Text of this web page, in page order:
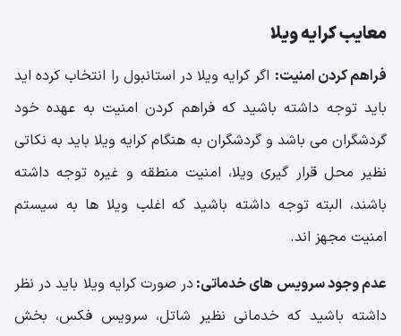
معایب کرایه ویلا
فراهم کردن امنیت: اگر کرایه ویلا در استانبول را انتخاب کرده اید
باید توجه داشته باشید که فراهم کردن امنیت به عهده خود
گردشگران می باشد و گردشگران به هنگام کرایه ویلا باید به نکاتی
نظیر محل قرار گیری ویلا، امنیت منطقه و غیره توجه داشته
باشند، البته توجه داشته باشید که اغلب ویلا ها به سیستم
امنیت مجهز اند.
عدم وجود سرویس های خدماتی:در صورت کرایه ویلا باید در نظر
داشته باشید که خدمانی نظیر شاتل، سرویس فکس، بخش